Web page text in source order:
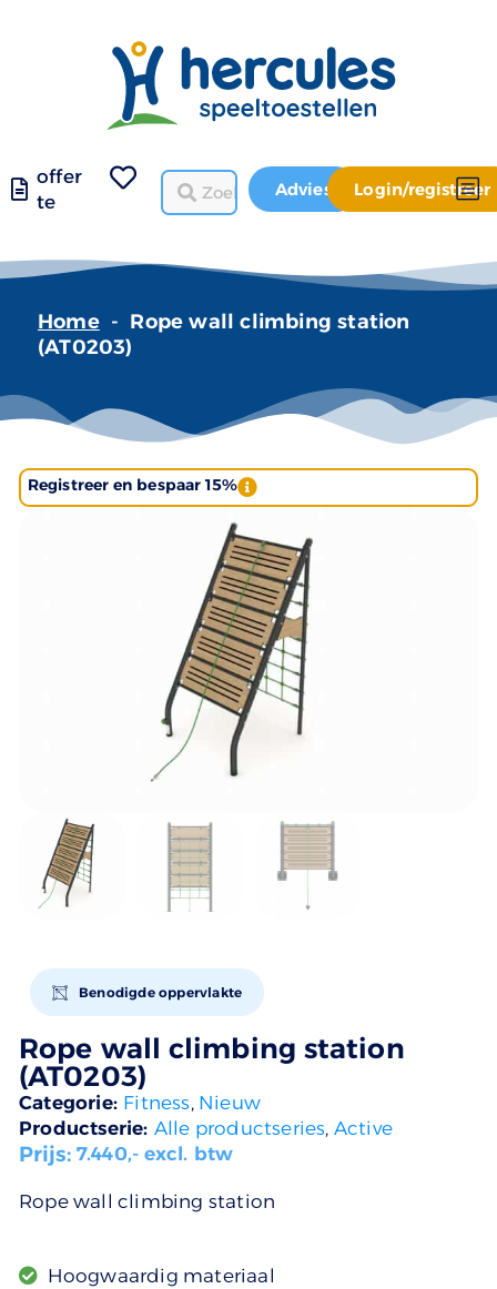
offer
te
Advies Login/registreer
Home - Rope wall climbing station
(AT0203)
Registreer en bespaar 15%
Benodigde oppervlakte
Rope wall climbing station
(AT0203)
Categorie: Fitness, Nieuw
Productserie: Alle productseries, Active
Prijs:7.440,- excl. btw
Rope wall climbing station
Hoogwaardig materiaal